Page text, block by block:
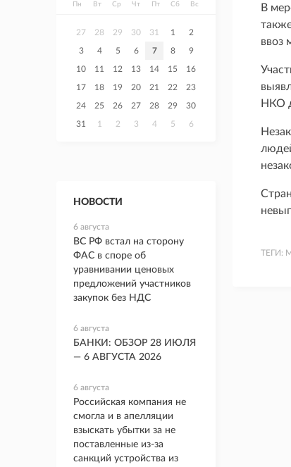
Пн Вт Ср Чт Пт Сб Вс
27 28 29 30 31 1 2
3 4 5 6 7 8 9
10 11 12 13 14 15 16
17 18 19 20 21 22 23
24 25 26 27 28 29 30
31 1 2 3 4 5 6
НОВОСТИ
6 августа
ВС РФ встал на сторону
ФАС в споре об
уравнивании ценовых
предложений участников
закупок без НДС
6 августа
БАНКИ: ОБЗОР 28 ИЮЛЯ
— 6 АВГУСТА 2026
6 августа
Российская компания не
смогла и в апелляции
взыскать убытки за не
поставленные из-за
санкций устройства из
В
ввоз
НКО
ТЕГИ: